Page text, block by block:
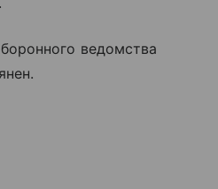
ведомства